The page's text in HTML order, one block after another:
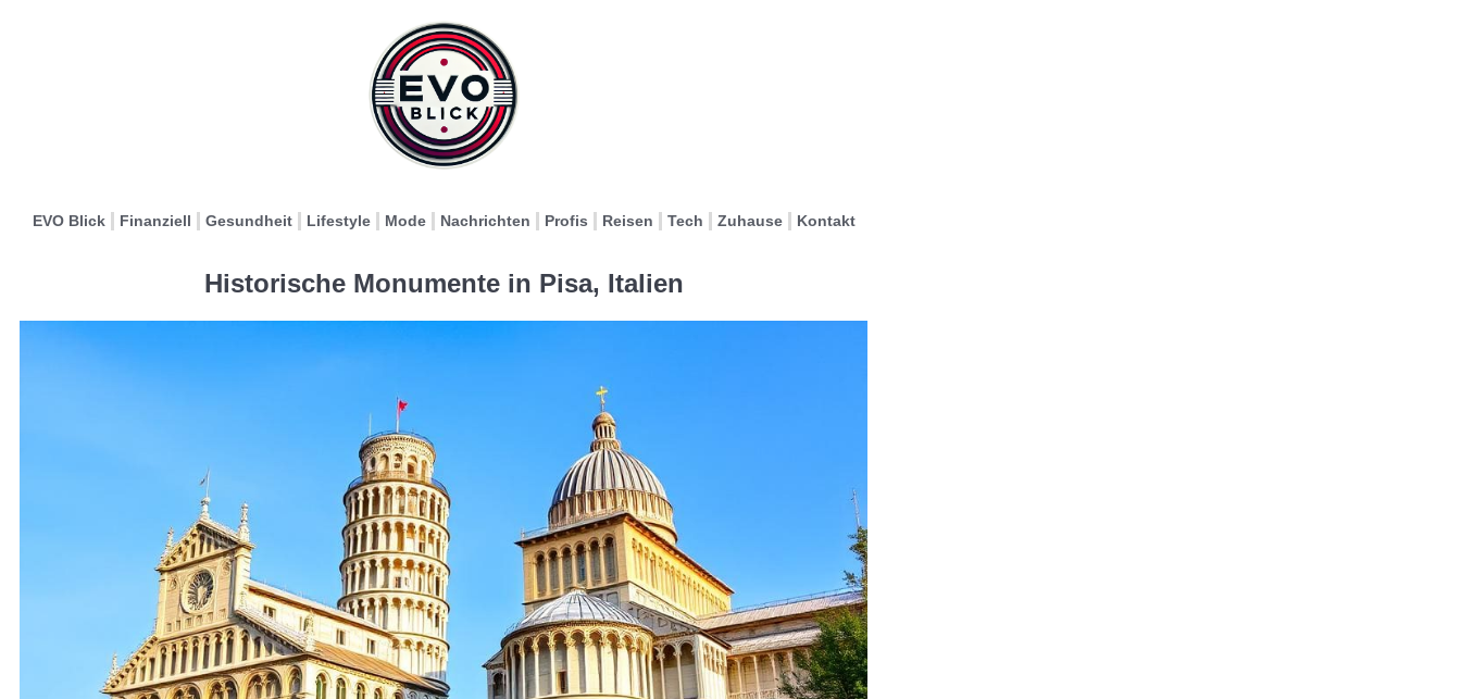
EVO Blick Finanziell Gesundheit Lifestyle Mode Nachrichten Profis Reisen Tech Zuhause Kontakt
Historische Monumente in Pisa, Italien